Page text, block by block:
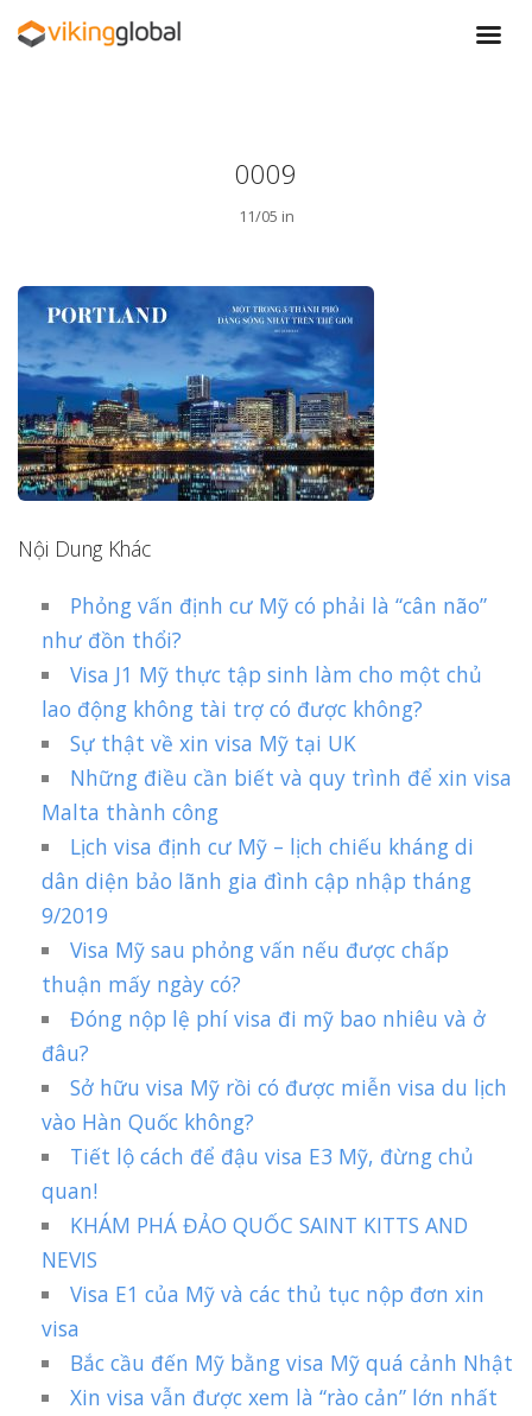
0009
11/05 in
Nội Dung Khác
Phỏng vấn định cư Mỹ có phải là “cân não”
như đồn thổi?
Visa J1 Mỹ thực tập sinh làm cho một chủ
lao động không tài trợ có được không?
Sự thật về xin visa Mỹ tại UK
Những điều cần biết và quy trình để xin visa
Malta thành công
Lịch visa định cư Mỹ – lịch chiếu kháng di
dân diện bảo lãnh gia đình cập nhập tháng
9/2019
Visa Mỹ sau phỏng vấn nếu được chấp
thuận mấy ngày có?
Đóng nộp lệ phí visa đi mỹ bao nhiêu và ở
đâu?
Sở hữu visa Mỹ rồi có được miễn visa du lịch
vào Hàn Quốc không?
Tiết lộ cách để đậu visa E3 Mỹ, đừng chủ
quan!
KHÁM PHÁ ĐẢO QUỐC SAINT KITTS AND
NEVIS
Visa E1 của Mỹ và các thủ tục nộp đơn xin
visa
Bắc cầu đến Mỹ bằng visa Mỹ quá cảnh Nhật
Xin visa vẫn được xem là “rào cản” lớn nhất